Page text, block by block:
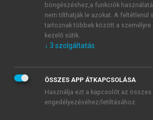
Általános vásárlási feltételeket,
mersz.huoldalak licencszerződéseiben
tudomásul veszem és elfogadom.
KIPRÓBÁLOM
böngészéshez,a funkciók
nem tilthatják le azokat. A feltétlenül
tartoznak többek között a
kezelő sütik.
↓ 3 szolgáltatás
ÖSSZES APP ÁTKAPCSOLÁSA
Használja ezt a kapcsolót az összes
engedélyezéséhez/letiltásához.